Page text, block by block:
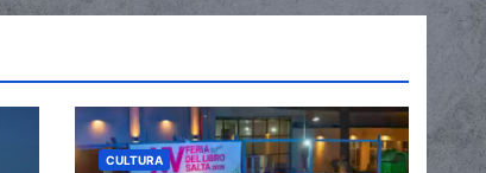
CULTURA